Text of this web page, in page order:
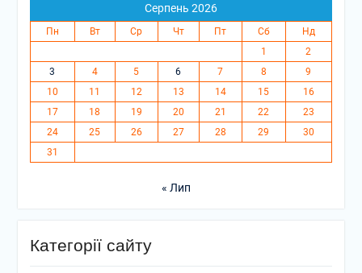
Серпень 2026
Пн Вт Ср Чт Пт Сб
Нд
1
2
3
4 5 6 7 8
9
10
11 12 13 14 15
16
17
18 19 20 21 22
23
24
25 26 27 28 29
30
31
« Лип
Категорії сайту